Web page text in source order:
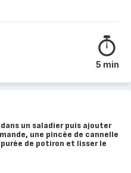
5 min
un saladier puis ajouter
une pincée de cannelle
de potiron et lisser le